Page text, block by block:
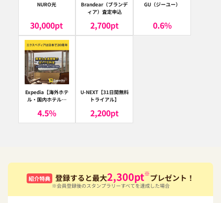
NURO光
30,000pt
Brandear（ブランデ
ィア）査定申込
2,700pt
GU（ジーユー）
0.6%
Expedia【海外ホテ
ル・国内ホテル予
ア）
4.5%
U-NEXT【31日間無料
トライアル】
2,200pt
紹介特典 登録すると最大2,300pt※プレゼント！
※会員登録後のスタンプラリーすべてを達成した場合